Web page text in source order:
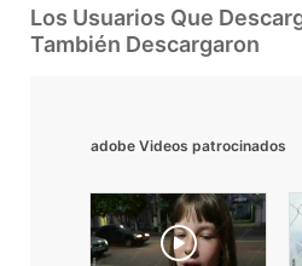
Los Usuarios Que
También Descargaron
adobe Videos patrocinados